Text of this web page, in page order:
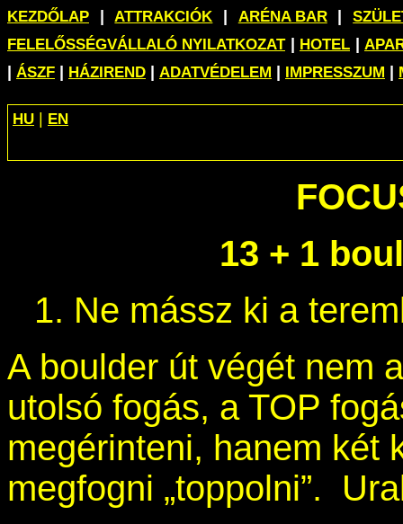
KEZDŐLAP |ATTRAKCIÓK ARÉNA BAR|
FELELŐSSÉGVÁLLALÓ NYILATKOZAT| HOTEL
ÁSZF HÁZIREND ADATVÉDELEM IMPRESSZUM
HU EN
13 + 1
1. Ne mássz ki a
A boulder út végét nem
utolsó fogás, a TOP
megérinteni, hanem két
megfogni „toppolni”.